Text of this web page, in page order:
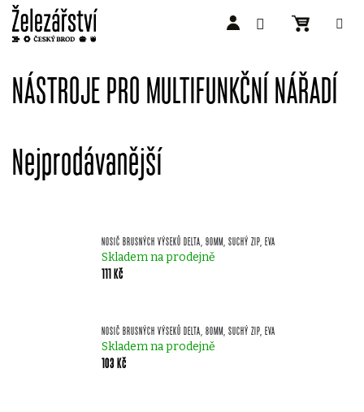
obsah
NÁSTROJE PRO MULTIFUNKČNÍ NÁŘADÍ
Nejprodávanější
NOSIČ BRUSNÝCH VÝSEKŮ DELTA, 90MM, SUCHÝ ZIP, EVA
Skladem na prodejně
111 Kč
NOSIČ BRUSNÝCH VÝSEKŮ DELTA, 80MM, SUCHÝ ZIP, EVA
Skladem na prodejně
103 Kč